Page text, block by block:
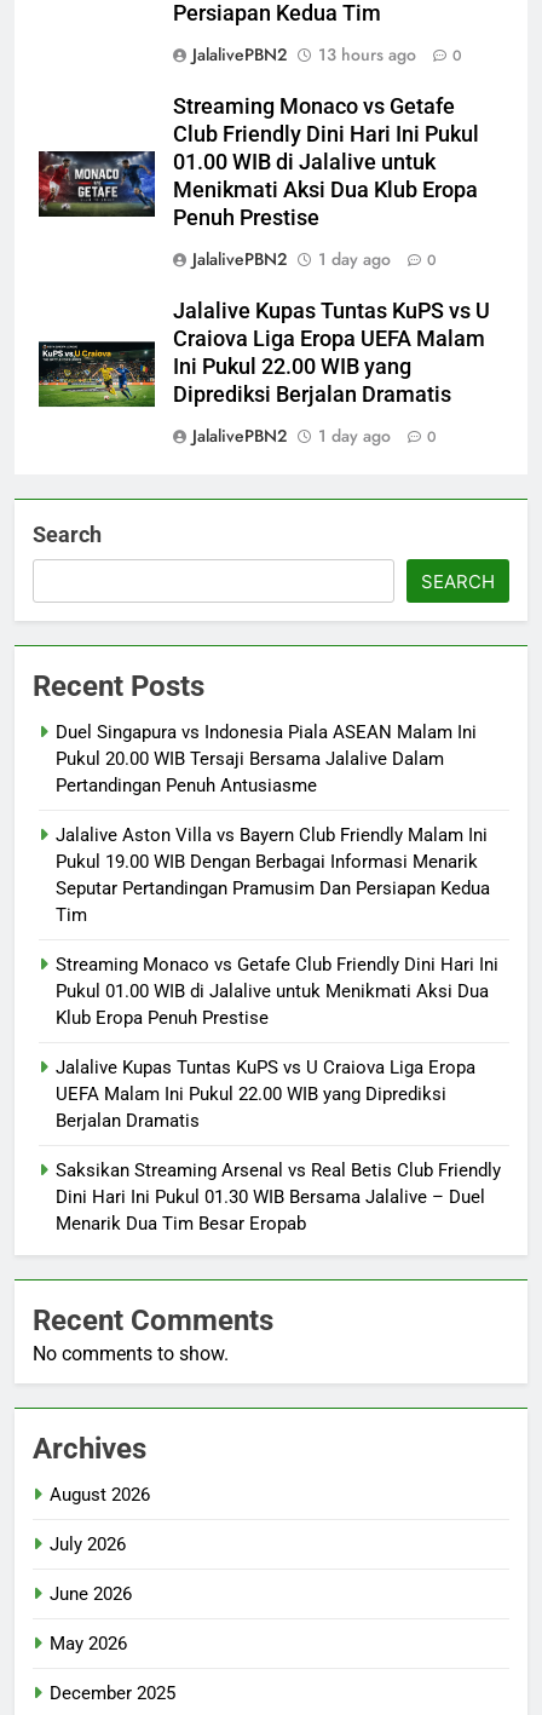
Persiapan Kedua Tim
JalalivePBN2
13 hours ago 0
Streaming Monaco vs Getafe
Club Friendly Dini Hari Ini Pukul
01.00 WIB di Jalalive untuk
Menikmati Aksi Dua Klub Eropa
Penuh Prestise
JalalivePBN2
1 day ago 0
Jalalive Kupas Tuntas KuPS vs U
Craiova Liga Eropa UEFA Malam
Ini Pukul 22.00 WIB yang
Diprediksi Berjalan Dramatis
JalalivePBN2
1 day ago 0
Search
SEARCH
Recent Posts
Duel Singapura vs Indonesia Piala ASEAN Malam Ini
Pukul 20.00 WIB Tersaji Bersama Jalalive Dalam
Pertandingan Penuh Antusiasme
Jalalive Aston Villa vs Bayern Club Friendly Malam Ini
Pukul 19.00 WIB Dengan Berbagai Informasi Menarik
Seputar Pertandingan Pramusim Dan Persiapan Kedua
Tim
Streaming Monaco vs Getafe Club Friendly Dini Hari Ini
Pukul 01.00 WIB di Jalalive untuk Menikmati Aksi Dua
Klub Eropa Penuh Prestise
Jalalive Kupas Tuntas KuPS vs U Craiova Liga Eropa
UEFA Malam Ini Pukul 22.00 WIB yang Diprediksi
Berjalan Dramatis
Saksikan Streaming Arsenal vs Real Betis Club Friendly
Dini Hari Ini Pukul 01.30 WIB Bersama Jalalive – Duel
Menarik Dua Tim Besar Eropab
Recent Comments
No comments to show.
Archives
August 2026
July 2026
June 2026
May 2026
December 2025